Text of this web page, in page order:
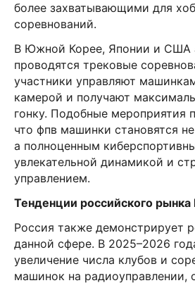
более захватывающими для
соревнований.
В Южной Корее, Японии и США
проводятся трековые
участники управляют
камерой и получают
гонку. Подобные мероприятия
что фпв машинки становятся
а полноценным
увлекательной динамикой и
управлением.
Тенденции российского
Россия также демонстрирует
данной сфере. В 2025–2026
увеличение числа клубов и
машинок на радиоуправлении,